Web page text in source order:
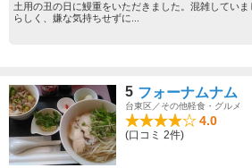
土用の丑の日に鰻重をいただきました。混雑してい
らしく、嫌な気持ちせずに...
5 フォーナムナム
台東区／その他軽食・グルメ
4.0
(口コミ 2件)